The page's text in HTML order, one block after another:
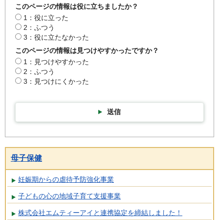
このページの情報は役に立ちましたか？
1：役に立った
2：ふつう
3：役に立たなかった
このページの情報は見つけやすかったですか？
1：見つけやすかった
2：ふつう
3：見つけにくかった
送信
母子保健
妊娠期からの虐待予防強化事業
子どもの心の地域子育て支援事業
株式会社エムティーアイと連携協定を締結しました！